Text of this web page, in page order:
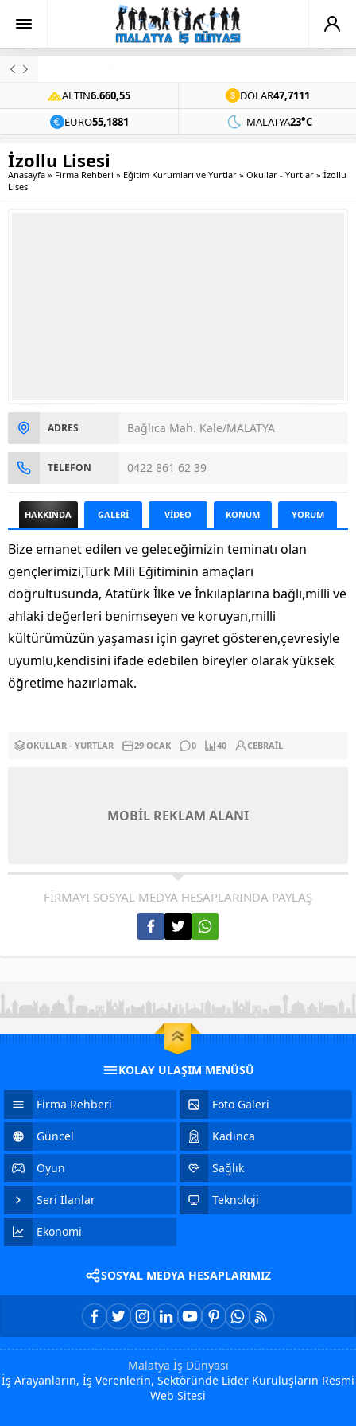
ALTIN6.660,55 DOLAR47,7111
EURO55,1881 MALATYA23°C
İzollu Lisesi
Anasayfa » Firma Rehberi » Eğitim Kurumları ve Yurtlar » Okullar - Yurtlar » İzollu
Lisesi
ADRES Bağlıca Mah. Kale/MALATYA
TELEFON 0422 861 62 39
HAKKINDA GALERİ VİDEO KONUM YORUM
Bize emanet edilen ve geleceğimizin teminatı olan
gençlerimizi,Türk Mili Eğitiminin amaçları
doğrultusunda, Atatürk İlke ve İnkılaplarına bağlı,milli ve
ahlaki değerleri benimseyen ve koruyan,milli
kültürümüzün yaşaması için gayret gösteren,çevresiyle
uyumlu,kendisini ifade edebilen bireyler olarak yüksek
öğretime hazırlamak.
OKULLAR - YURTLAR 29 OCAK 0 40 CEBRAIL
MOBİL REKLAM ALANI
FİRMAYI SOSYAL MEDYA HESAPLARINDA PAYLAŞ
KOLAY ULAŞIM MENÜSÜ
Firma Rehberi Foto Galeri
Güncel Kadınca
Oyun Sağlık
Seri İlanlar Teknoloji
Ekonomi
SOSYAL MEDYA HESAPLARIMIZ
Malatya İş Dünyası
İş Arayanların, İş Verenlerin, Sektöründe Lider Kuruluşların Resmi
Web Sitesi